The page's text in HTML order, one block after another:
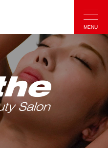
Rebresta|リブ
MENU